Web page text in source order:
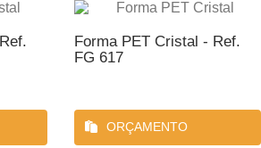
Forma PET Cristal - Ref.
FG 617
ORÇAMENTO